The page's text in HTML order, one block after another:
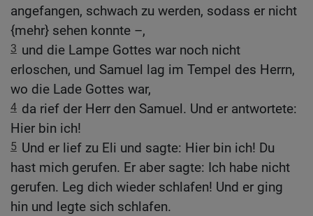
angefangen, schwach zu werden, sodass er nicht
{mehr} sehen konnte –,
3 und die Lampe Gottes war noch nicht
erloschen, und Samuel lag im Tempel des Herrn,
wo die Lade Gottes war,
4 da rief der Herr den Samuel. Und er antwortete:
Hier bin ich!
5 Und er lief zu Eli und sagte: Hier bin ich! Du
hast mich gerufen. Er aber sagte: Ich habe nicht
gerufen. Leg dich wieder schlafen! Und er ging
hin und legte sich schlafen.